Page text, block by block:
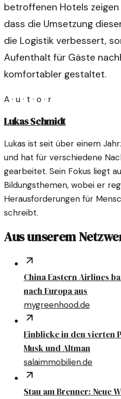
betroffenen Hotels
dass die Umsetzung
die Logistik verbessert,
Aufenthalt für Gäste
komfortabler gestaltet.
A · u · t · o · r
Lukas Schmidt
Lukas ist seit über einem
und hat für verschiedene
gearbeitet. Sein Fokus liegt
Bildungsthemen, wobei er
Herausforderungen für
schreibt.
Aus unserem
China Eastern Airlines
nach Europa aus
mygreenhood.de
Einblicke in den vierten
Musk und Altman
salaimmobilien.de
Stau am Brenner: Neue